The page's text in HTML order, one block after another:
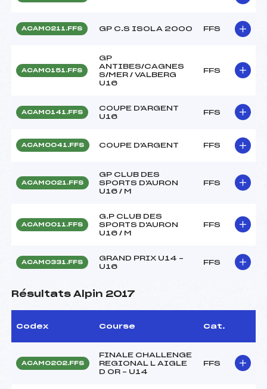
ACAM0211.FFS GP C.S ISOLA 2000 FFS
ACAM0151.FFS
GP
ANTIBES/CAGNES
S/MER / VALBERG
U16
FFS
ACAM0141.FFS
COUPE D'ARGENT
U16
FFS
ACAM0041.FFS COUPE D'ARGENT FFS
ACAM0021.FFS
GP CLUB DES
SPORTS D'AURON
U16 / M
FFS
ACAM0011.FFS
G.P CLUB DES
SPORTS D'AURON
U16 / M
FFS
ACAM0331.FFS
GRAND PRIX U14 –
U16
FFS
Résultats Alpin 2017
Codex Course Cat.
ACAM0202.FFS
FINALE CHALLENGE
REGIONAL L AIGLE
D OR – U14
FFS